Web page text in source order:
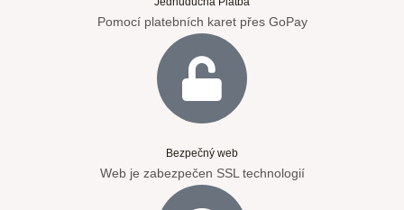
Pomocí platebních karet přes GoPay
Bezpečný web
Web je zabezpečen SSL technologií